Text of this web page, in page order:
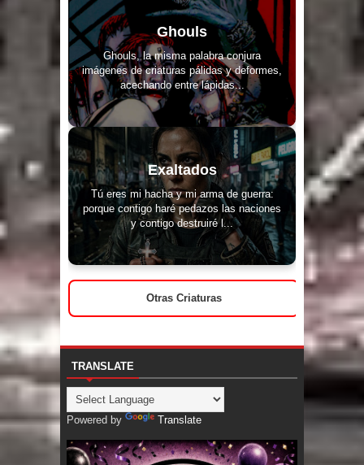
Ghouls
Ghouls, la misma palabra conjura
imágenes de criaturas pálidas y deformes,
acechando entre lápidas...
Exaltados
Tú eres mi hacha y mi arma de guerra:
porque contigo haré pedazos las naciones
y contigo destruiré l...
Otras Criaturas
TRANSLATE
Powered by Translate